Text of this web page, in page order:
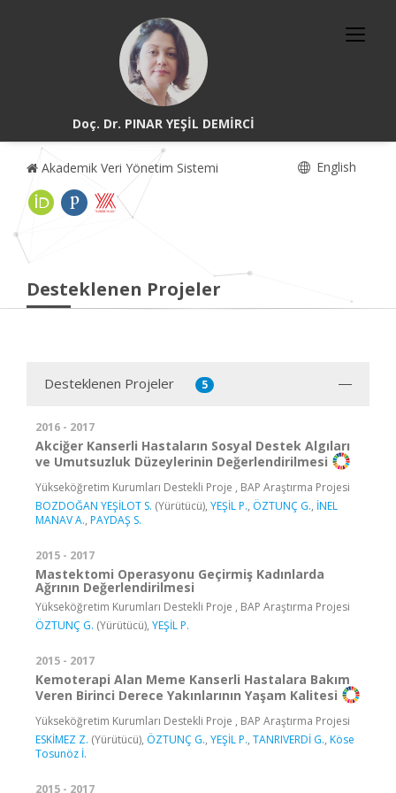
Doç. Dr. PINAR YEŞİL DEMİRCİ
Akademik Veri Yönetim Sistemi English
Desteklenen Projeler
Desteklenen Projeler 5
2016 - 2017
Akciğer Kanserli Hastaların Sosyal Destek Algıları
ve Umutsuzluk Düzeylerinin Değerlendirilmesi
Yükseköğretim Kurumları Destekli Proje , BAP Araştırma Projesi
BOZDOĞAN YEŞİLOT S. (Yürütücü), YEŞİL P., ÖZTUNÇ G., İNEL
MANAV A., PAYDAŞ S.
2015 - 2017
Mastektomi Operasyonu Geçirmiş Kadınlarda
Ağrının Değerlendirilmesi
Yükseköğretim Kurumları Destekli Proje , BAP Araştırma Projesi
ÖZTUNÇ G. (Yürütücü), YEŞİL P.
2015 - 2017
Kemoterapi Alan Meme Kanserli Hastalara Bakım
Veren Birinci Derece Yakınlarının Yaşam Kalitesi
Yükseköğretim Kurumları Destekli Proje , BAP Araştırma Projesi
ESKİMEZ Z. (Yürütücü), ÖZTUNÇ G., YEŞİL P., TANRIVERDİ G., Köse
Tosunöz İ.
2015 - 2017